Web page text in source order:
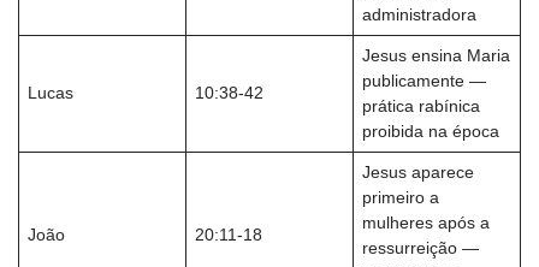
administradora
Lucas 10:38-42
Jesus ensina Maria
publicamente —
prática rabínica
proibida na época
João 20:11-18
Jesus aparece
primeiro a
mulheres após a
ressurreição —